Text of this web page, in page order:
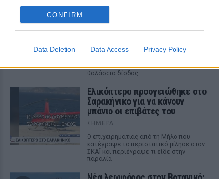
CONFIRM
Data Deletion Data Access Privacy Policy
Στενά του Ορμούζ
ΣΉΜΕΡΑ
μετά από επίθεση drone - Η Τεχεράνη
απαιτεί αποχώρηση αμερικανικών
αποζημιώσεις πριν ανοίξει η κρίσιμη
θαλάσσια δίοδος
Ελικόπτερο προσγειώθηκε στο
Σαρακήνικο για να κάνουν
μπάνιο οι επιβάτες του
ΣΉΜΕΡΑ
Ο επιχειρηματίας από τη Μήλο που
κατέγραψε το περιστατικό μίλησε στον
ΣΚΑΪ και περιέγραψε τι είδε στην
παραλία